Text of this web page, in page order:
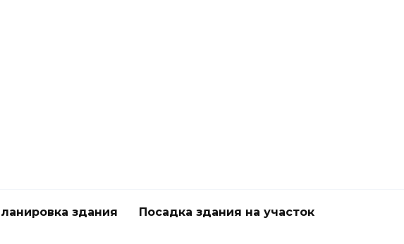
здания Посадка здания на участок